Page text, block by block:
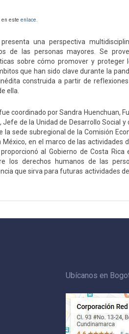
en esteenlace.
una perspectiva
de las personas mayores. Se
sobre cómo promover y proteger
que han sido clave durante la
construida a partir de
ella.
coordinado por Sandra Huenchuan,
Jefe de la Unidad de Desarrollo Social
la sede subregional de la Comisión
México, en el marco de las actividades
al Gobierno de Costa
los derechos humanos de las
que sirva para futuras actividades
Ubícanos en